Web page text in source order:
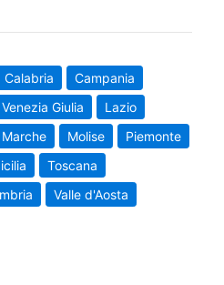
Calabria
Campania
Giulia
Lazio
Marche Molise
Piemonte
Toscana
Valle d'Aosta